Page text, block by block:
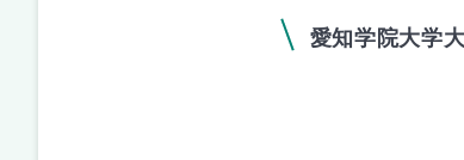
愛知学院大学